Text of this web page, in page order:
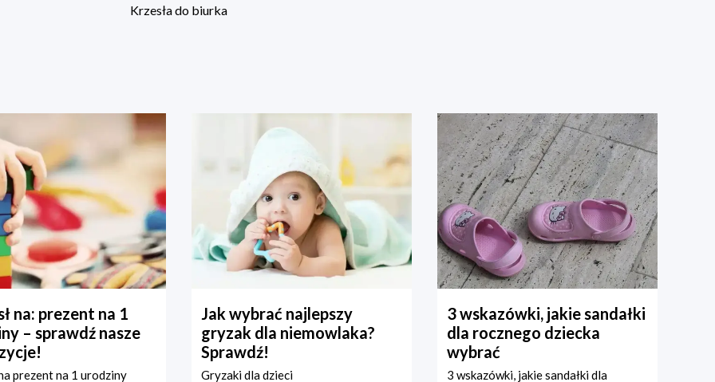
Krzesła do biurka
na: prezent na 1
– sprawdź nasze
prezent na 1 urodziny
Jak wybrać najlepszy
gryzak dla niemowlaka?
Sprawdź!
Gryzaki dla dzieci
3 wskazówki, jakie sandałki
dla rocznego dziecka
wybrać
3 wskazówki, jakie sandałki dla